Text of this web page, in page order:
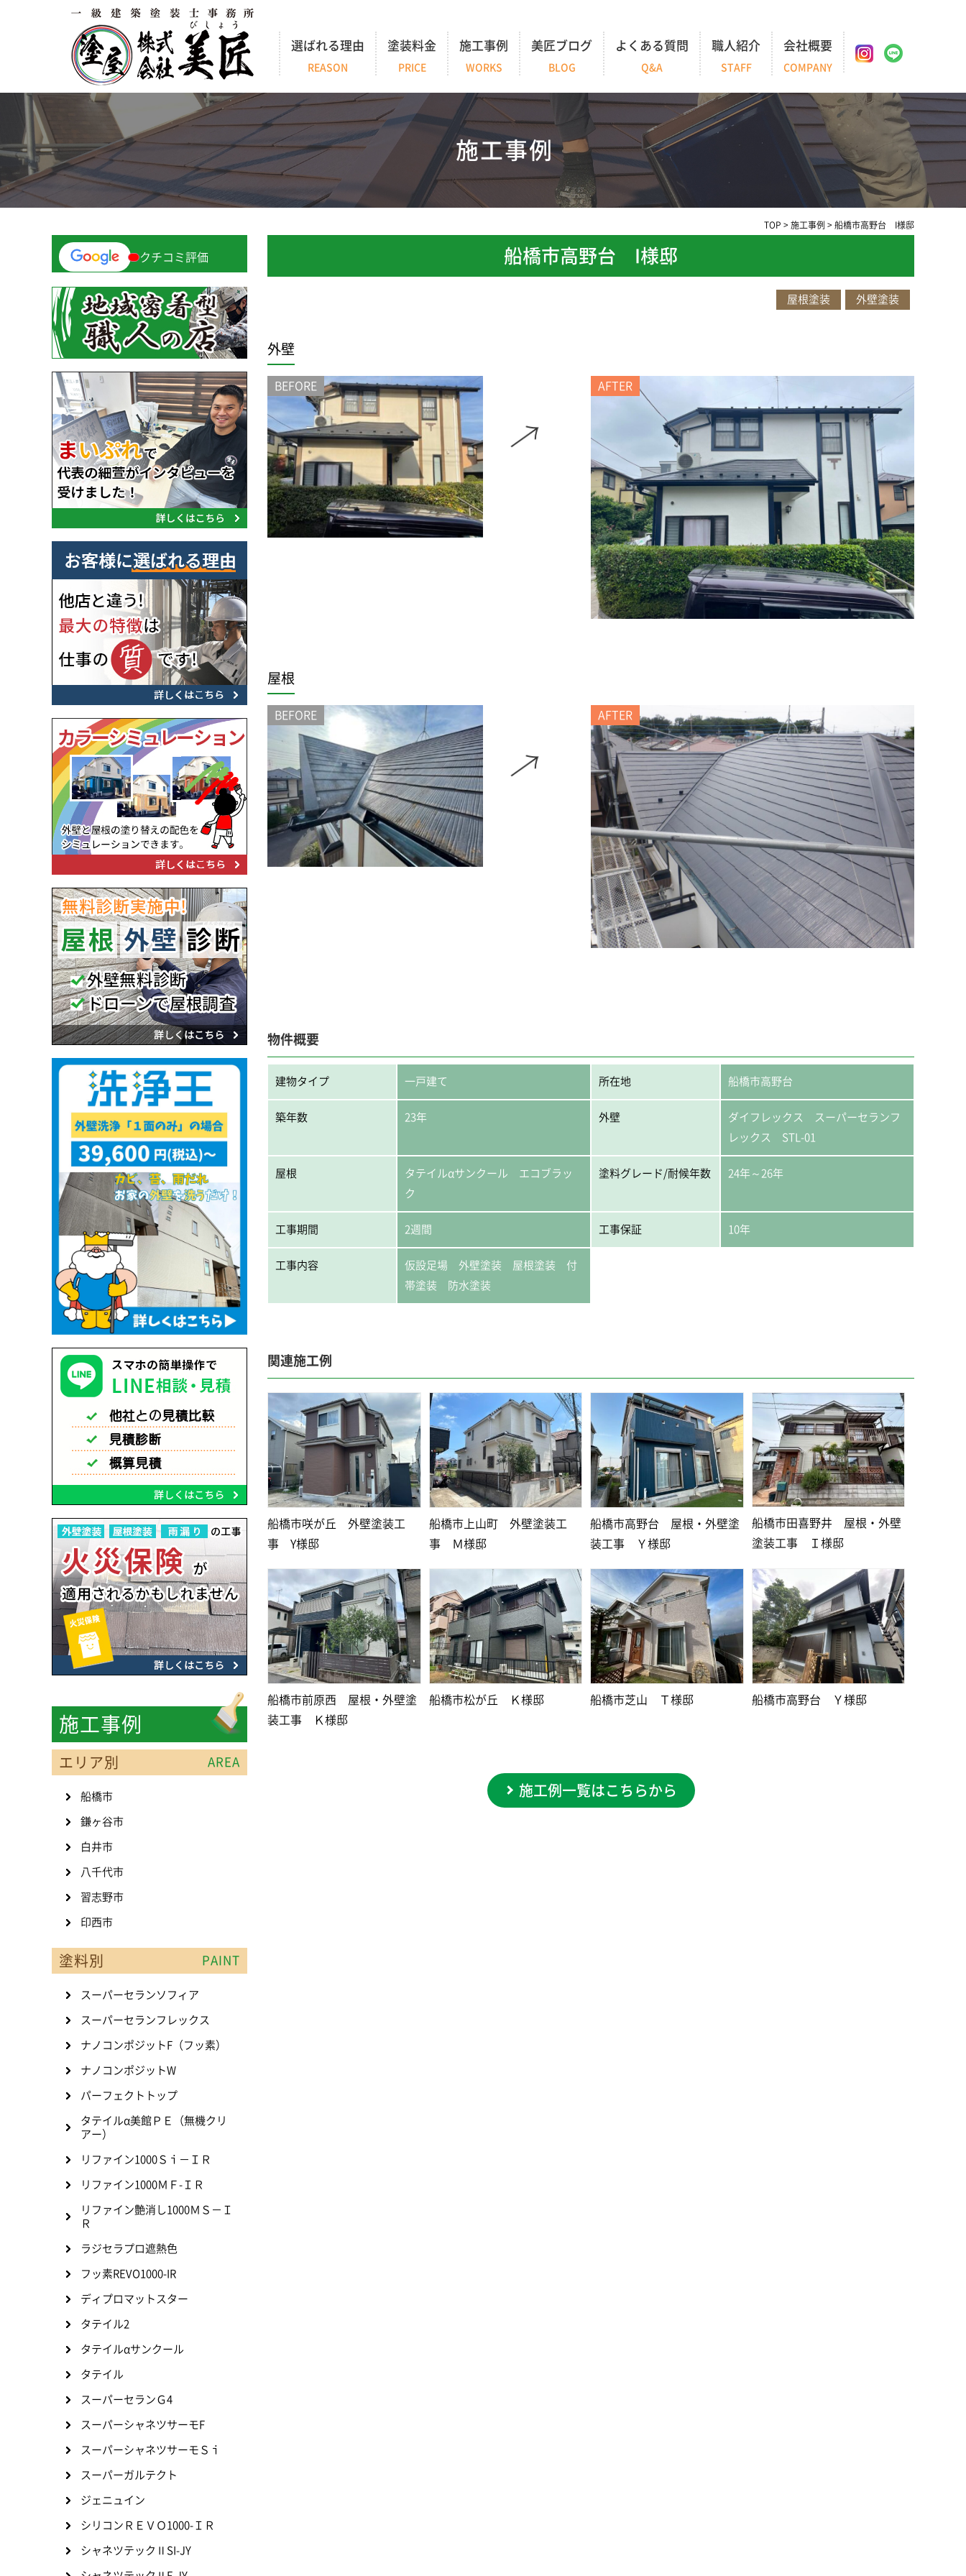
選ばれる理由
REASON
塗装料金
PRICE
施工事例
WORKS
美匠ブログ
BLOG
よくある質問
Q&A
職人紹介
STAFF
会社概要
COMPANY
施工事例
TOP > 施工事例 > 船橋市高野台 I様邸
船橋市高野台 I様邸
屋根塗装 外壁塗装
外壁
BEFORE AFTER
屋根
BEFORE AFTER
物件概要
建物タイプ 一戸建て 所在地 船橋市高野台
築年数 23年 外壁
ダイフレックス スーパーセランフ
レックス STL-01
屋根
タテイルαサンクール エコブラッ
ク
塗料グレード/耐候年数 24年～26年
工事期間 2週間 工事保証 10年
工事内容
仮設足場 外壁塗装 屋根塗装 付
帯塗装 防水塗装
関連施工例
船橋市咲が丘 外壁塗装工
事 Y様邸
船橋市上山町 外壁塗装工
事 Ｍ様邸
船橋市高野台 屋根・外壁塗
装工事 Ｙ様邸
船橋市田喜野井 屋根・外壁
塗装工事 Ｉ様邸
船橋市前原西 屋根・外壁塗
装工事 Ｋ様邸
船橋市松が丘 Ｋ様邸 船橋市芝山 Ｔ様邸 船橋市高野台 Ｙ様邸
施工例一覧はこちらから
クチコミ評価
施工事例
エリア別 AREA
船橋市
鎌ヶ谷市
白井市
八千代市
習志野市
印西市
塗料別 PAINT
スーパーセランソフィア
スーパーセランフレックス
ナノコンポジットF（フッ素）
ナノコンポジットW
パーフェクトトップ
タテイルα美館ＰＥ（無機クリ
アー）
リファイン1000Ｓｉ－ＩＲ
リファイン1000ＭＦ-ＩＲ
リファイン艶消し1000ＭＳ－Ｉ
Ｒ
ラジセラプロ遮熱色
フッ素REVO1000-IR
ディプロマットスター
タテイル2
タテイルαサンクール
タテイル
スーパーセランＧ4
スーパーシャネツサーモF
スーパーシャネツサーモＳｉ
スーパーガルテクト
ジェニュイン
シリコンＲＥＶＯ1000-ＩＲ
シャネツテックⅡSI-JY